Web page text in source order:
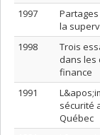
1997
la
1998
Trois
dans les
finance
1991
sécurité
Québec